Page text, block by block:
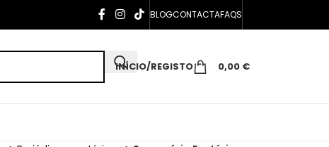
BLOGCONTACTAFAQS
INÍCIO/REGISTO 0,00 €